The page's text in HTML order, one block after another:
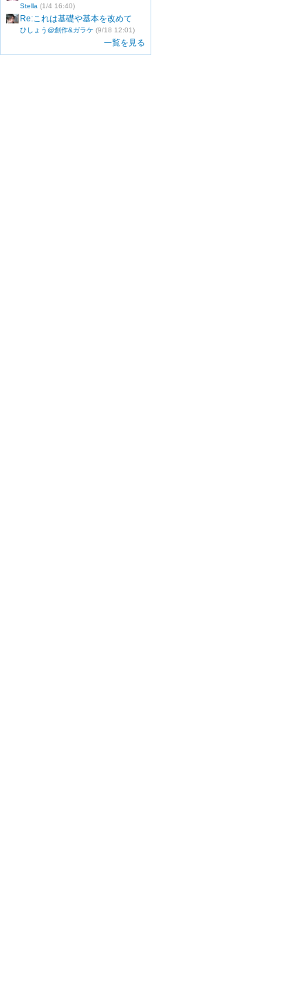
Stella (1/4 16:40)
Re:これは基礎や基本を改めて
ひしょう@創作&ガラケ (9/18 12:01)
一覧を見る